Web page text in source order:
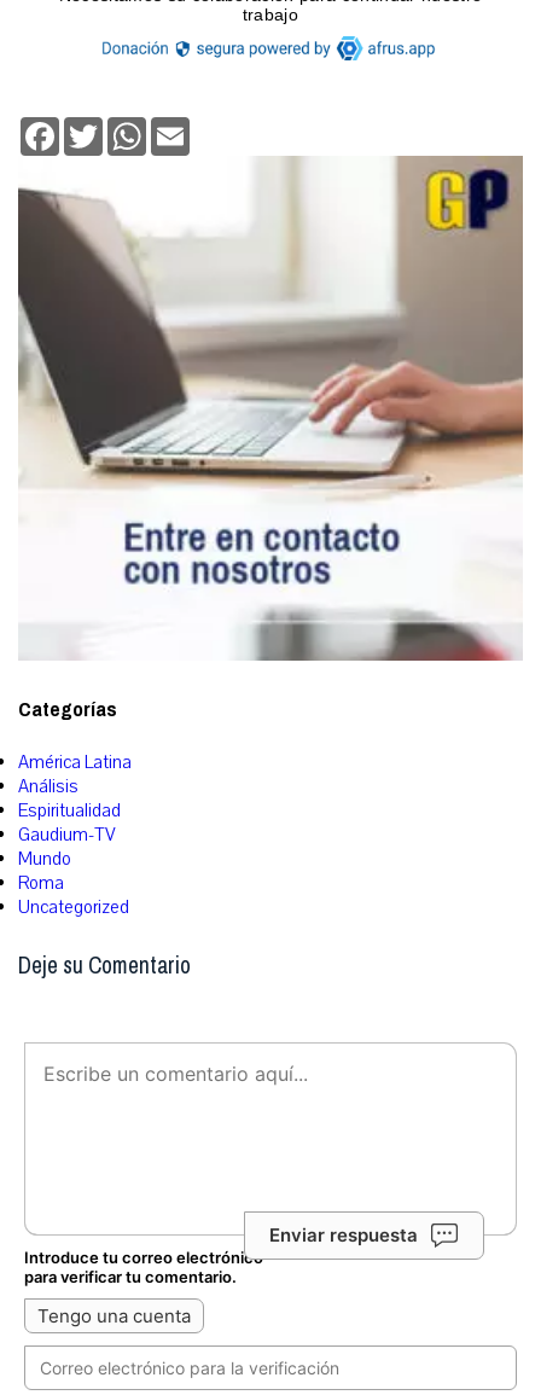
Facebook
TwitterWhatsApp
Categorías
América Latina
Análisis
Espiritualidad
Gaudium-TV
Mundo
Roma
Uncategorized
Deje su Comentario
Enviar respuesta
Introduce tu correo electrónico
para verificar tu comentario.
Tengo una cuenta